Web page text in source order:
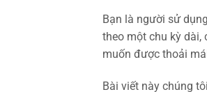
Bạn là người sử
theo một chu kỳ dài,
muốn được thoải
Bài viết này chúng